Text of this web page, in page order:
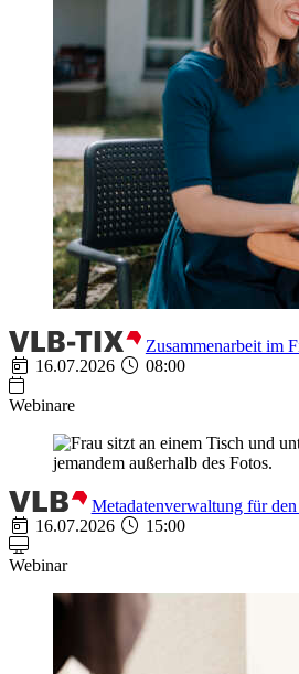
Zusammenarbeit im
16.07.2026
08:00
Webinare
Metadatenverwaltung für den
16.07.2026
15:00
Webinar